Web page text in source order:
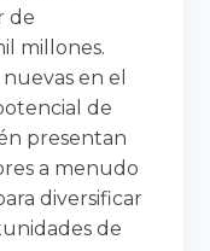
de
millones.
en el
de
presentan
a menudo
diversificar
de